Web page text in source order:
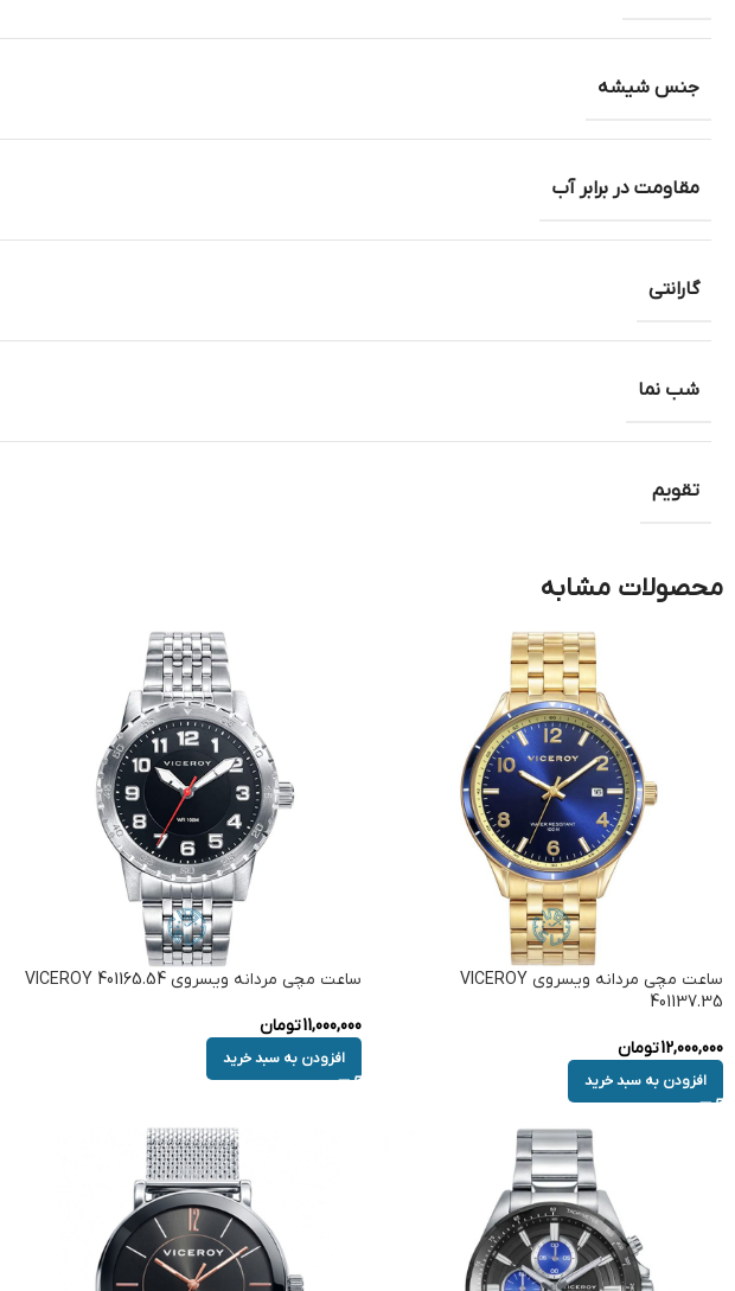
جنس شیشه
مقاومت در برابر آب
گارانتی
شب نما
تقویم
محصولات مشابه
ساعت مچی مردانه ویسروی VICEROY
401137.35
12,000,000تومان
افزودن به سبد خرید
ساعت مچی مردانه ویسروی VICEROY 401165.54
11,000,000تومان
افزودن به سبد خرید